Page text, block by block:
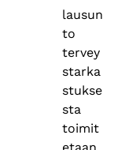
lausun
to
tervey
starka
stukse
sta
toimit
etaan